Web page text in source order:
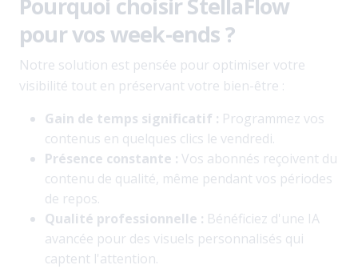
Pourquoi choisir StellaFlow
pour vos week-ends ?
Notre solution est pensée pour optimiser votre
visibilité tout en préservant votre bien-être :
Gain de temps significatif : Programmez vos
contenus en quelques clics le vendredi.
Présence constante : Vos abonnés reçoivent du
contenu de qualité, même pendant vos périodes
de repos.
Qualité professionnelle : Bénéficiez d'une IA
avancée pour des visuels personnalisés qui
captent l'attention.